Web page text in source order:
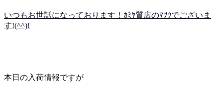
いつもお世話になっております！ｶﾐﾔ質店のﾏﾂｳでございま
す!(^^)!
本日の入荷情報ですが